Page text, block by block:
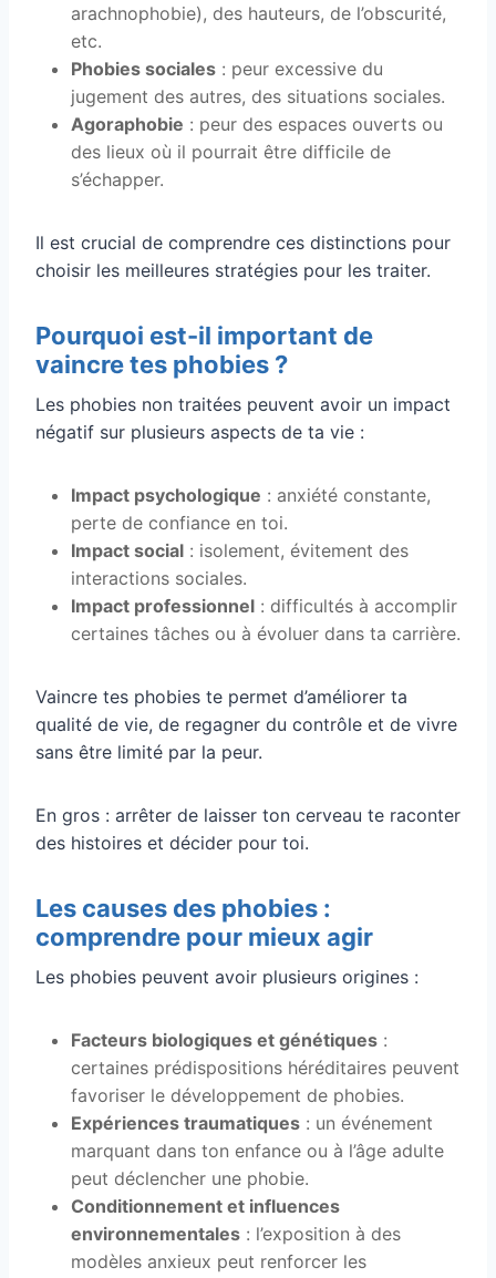
arachnophobie), des hauteurs, de l’obscurité,
etc.
Phobies sociales : peur excessive du
jugement des autres, des situations sociales.
Agoraphobie : peur des espaces ouverts ou
des lieux où il pourrait être difficile de
s’échapper.
Il est crucial de comprendre ces distinctions pour
choisir les meilleures stratégies pour les traiter.
Pourquoi est-il important de
vaincre tes phobies ?
Les phobies non traitées peuvent avoir un impact
négatif sur plusieurs aspects de ta vie :
Impact psychologique : anxiété constante,
perte de confiance en toi.
Impact social : isolement, évitement des
interactions sociales.
Impact professionnel : difficultés à accomplir
certaines tâches ou à évoluer dans ta carrière.
Vaincre tes phobies te permet d’améliorer ta
qualité de vie, de regagner du contrôle et de vivre
sans être limité par la peur.
En gros : arrêter de laisser ton cerveau te raconter
des histoires et décider pour toi.
Les causes des phobies :
comprendre pour mieux agir
Les phobies peuvent avoir plusieurs origines :
Facteurs biologiques et génétiques :
certaines prédispositions héréditaires peuvent
favoriser le développement de phobies.
Expériences traumatiques : un événement
marquant dans ton enfance ou à l’âge adulte
peut déclencher une phobie.
Conditionnement et influences
environnementales : l’exposition à des
modèles anxieux peut renforcer les